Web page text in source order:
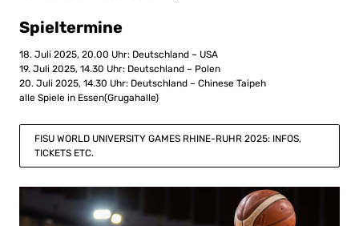
Spieltermine
18. Juli 2025, 20.00 Uhr: Deutschland – USA
19. Juli 2025, 14.30 Uhr: Deutschland – Polen
20. Juli 2025, 14.30 Uhr: Deutschland – Chinese Taipeh
alle Spiele in Essen(Grugahalle)
FISU WORLD UNIVERSITY GAMES RHINE-RUHR 2025: INFOS,
TICKETS ETC.